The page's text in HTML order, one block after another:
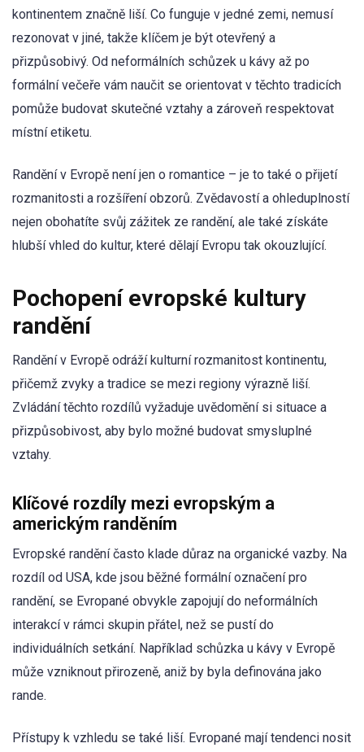
kontinentem značně liší. Co funguje v jedné zemi, nemusí
rezonovat v jiné, takže klíčem je být otevřený a
přizpůsobivý. Od neformálních schůzek u kávy až po
formální večeře vám naučit se orientovat v těchto tradicích
pomůže budovat skutečné vztahy a zároveň respektovat
místní etiketu.
Randění v Evropě není jen o romantice – je to také o přijetí
rozmanitosti a rozšíření obzorů. Zvědavostí a ohleduplností
nejen obohatíte svůj zážitek ze randění, ale také získáte
hlubší vhled do kultur, které dělají Evropu tak okouzlující.
Pochopení evropské kultury
randění
Randění v Evropě odráží kulturní rozmanitost kontinentu,
přičemž zvyky a tradice se mezi regiony výrazně liší.
Zvládání těchto rozdílů vyžaduje uvědomění si situace a
přizpůsobivost, aby bylo možné budovat smysluplné
vztahy.
Klíčové rozdíly mezi evropským a
americkým randěním
Evropské randění často klade důraz na organické vazby. Na
rozdíl od USA, kde jsou běžné formální označení pro
randění, se Evropané obvykle zapojují do neformálních
interakcí v rámci skupin přátel, než se pustí do
individuálních setkání. Například schůzka u kávy v Evropě
může vzniknout přirozeně, aniž by byla definována jako
rande.
Přístupy k vzhledu se také liší. Evropané mají tendenci nosit